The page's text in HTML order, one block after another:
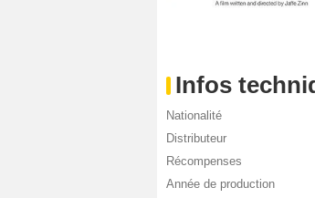
Infos
Nationalité
Distributeur
Récompenses
Année de production